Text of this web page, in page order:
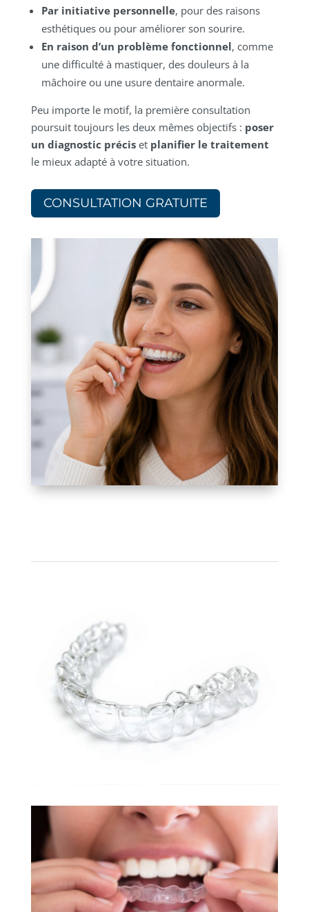
Par initiative personnelle, pour des raisons
esthétiques ou pour améliorer son sourire.
En raison d’un problème fonctionnel, comme
une difficulté à mastiquer, des douleurs à la
mâchoire ou une usure dentaire anormale.
Peu importe le motif, la première consultation
poursuit toujours les deux mêmes objectifs : poser
un diagnostic préciset planifier le traitement
le mieux adapté à votre situation.
CONSULTATION GRATUITE